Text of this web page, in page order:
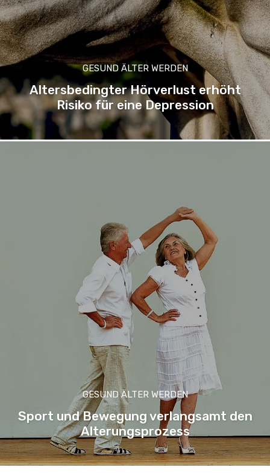
GESUND ÄLTER WERDEN
Altersbedingter Hörverlust erhöht
Risiko für eine Depression
GESUND ÄLTER WERDEN
Sport und Bewegung verlangsamt den
Alterungsprozess